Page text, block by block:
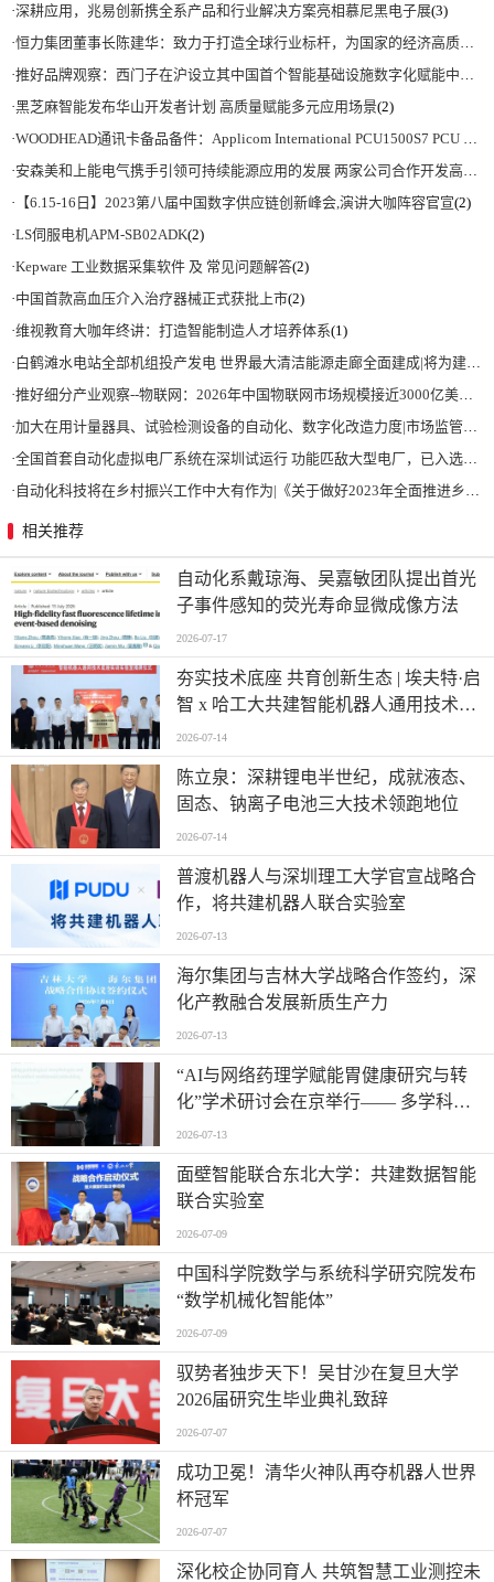
·深耕应用，兆易创新携全系产品和行业解决方案亮相慕尼黑电子展(3)
·恒力集团董事长陈建华：致力于打造全球行业标杆，为国家的经济高质量发展贡献更大力量|上海电气集团党委书记、董事长吴磊来访
·推好品牌观察：西门子在沪设立其中国首个智能基础设施数字化赋能中心
·黑芝麻智能发布华山开发者计划 高质量赋能多元应用场景(2)
·WOODHEAD通讯卡备品备件：Applicom International PCU1500S7 PCU 1500 S7 V4.5.0
·安森美和上能电气携手引领可持续能源应用的发展 两家公司合作开发高性能储能和太阳能组串式逆变器方案 以实现可持续的未来
· 【6.15-16日】2023第八届中国数字供应链创新峰会,演讲大咖阵容官宣(2)
·LS伺服电机APM-SB02ADK(2)
·Kepware 工业数据采集软件 及 常见问题解答(2)
·中国首款高血压介入治疗器械正式获批上市(2)
·维视教育大咖年终讲：打造智能制造人才培养体系(1)
·白鹤滩水电站全部机组投产发电 世界最大清洁能源走廊全面建成|将为建设新型能源体系、保障国家能源安全、实现“双碳”目标提供有力支撑
·推好细分产业观察--物联网：2026年中国物联网市场规模接近3000亿美元 智慧工厂、智慧城市、智慧电网等将占60%以上
·加大在用计量器具、试验检测设备的自动化、数字化改造力度|市场监管总局 工业和信息化部 关于促进企业计量能力提升的指导意见
·全国首套自动化虚拟电厂系统在深圳试运行 功能匹敌大型电厂，已入选国际典型案例
· 自动化科技将在乡村振兴工作中大有作为|《关于做好2023年全面推进乡村振兴重点工作的意见》发布
相关推荐
自动化系戴琼海、吴嘉敏团队提出首光
子事件感知的荧光寿命显微成像方法
2026-07-17
夯实技术底座 共育创新生态 | 埃夫特·启
智 x 哈工大共建智能机器人通用技术底
座实训实验室
2026-07-14
陈立泉：深耕锂电半世纪，成就液态、
固态、钠离子电池三大技术领跑地位
2026-07-14
普渡机器人与深圳理工大学官宣战略合
作，将共建机器人联合实验室
2026-07-13
海尔集团与吉林大学战略合作签约，深
化产教融合发展新质生产力
2026-07-13
“AI与网络药理学赋能胃健康研究与转
化”学术研讨会在京举行—— 多学科交
叉推动胃病防治进入智能化新阶段
2026-07-13
面壁智能联合东北大学：共建数据智能
联合实验室
2026-07-09
中国科学院数学与系统科学研究院发布
“数学机械化智能体”
2026-07-09
驭势者独步天下！吴甘沙在复旦大学
2026届研究生毕业典礼致辞
2026-07-07
成功卫冕！清华火神队再夺机器人世界
杯冠军
2026-07-07
深化校企协同育人 共筑智慧工业测控未